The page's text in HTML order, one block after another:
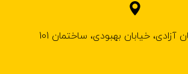
آزادی، خیابان بهبودی، ساختمان 101